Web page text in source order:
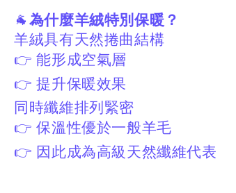
🐐 為什麼羊絨特別保暖？
羊絨具有天然捲曲結構
👉 能形成空氣層
👉 提升保暖效果
同時纖維排列緊密
👉 保溫性優於一般羊毛
👉 因此成為高級天然纖維代表